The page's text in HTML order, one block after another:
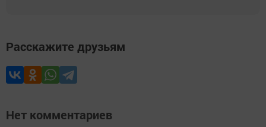
Расскажите друзьям
Нет комментариев